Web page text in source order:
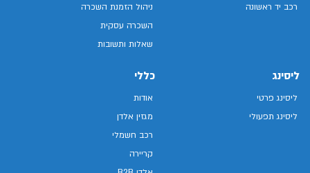
רכב יד ראשונה
ניהול הזמנת השכרה
השכרה עסקית
שאלות ותשובות
ליסינג
ליסינג פרטי
ליסינג תפעולי
כללי
אודות
מגזין אלדן
רכב חשמלי
קריירה